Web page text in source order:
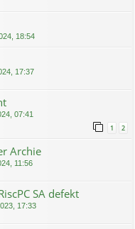
18:54
17:37
07:41
1 2
Archie
11:56
SA defekt
17:33